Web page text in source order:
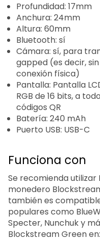
Profundidad: 17mm
Anchura: 24mm
Altura: 60mm
Bluetooth: sí
Cámara: sí, para
gapped (es decir,
conexión física)
Pantalla: Pantalla
RGB de 16 bits, a
códigos QR
Batería: 240 mAh
Puerto USB: USB-C
Funciona con
Se recomienda
monedero
también es
populares como
Specter, Nunchuk y
Blockstream Green en: